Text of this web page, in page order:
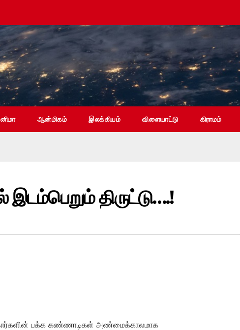
ஆன்மிகம் இலக்கியம் விளையாட்டு கிராமம்
இடம்பெறும் திருட்டு….!
கார்களின் பக்க கண்ணாடிகள் அண்மைக்காலமாக